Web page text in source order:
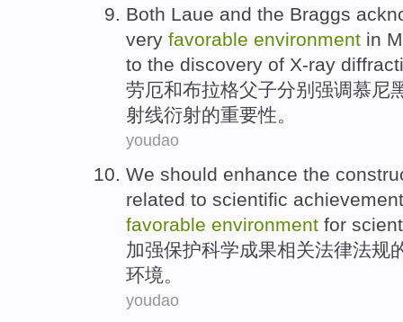
Both Laue and the Braggs
very favorable environment in
to the discovery of X-ray
劳厄和布拉格父子分别强调慕尼
射线衍射的重要性。
youdao
We should enhance the
related to scientific
favorable environment for
加强保护科学成果相关法律法规
环境。
youdao